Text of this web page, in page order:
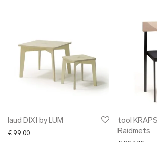
laud DIXI by LUM
€ 99.00
tool
Raidmets